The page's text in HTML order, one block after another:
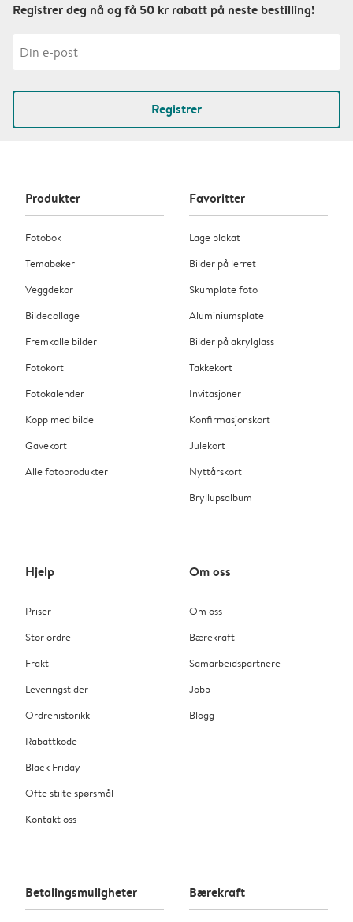
Registrer deg nå og få 50 kr rabatt på neste bestilling!
Registrer
Produkter
Fotobok
Temabøker
Veggdekor
Bildecollage
Fremkalle bilder
Fotokort
Fotokalender
Kopp med bilde
Gavekort
Alle fotoprodukter
Favoritter
Lage plakat
Bilder på lerret
Skumplate foto
Aluminiumsplate
Bilder på akrylglass
Takkekort
Invitasjoner
Konfirmasjonskort
Julekort
Nyttårskort
Bryllupsalbum
Hjelp
Priser
Stor ordre
Frakt
Leveringstider
Ordrehistorikk
Rabattkode
Black Friday
Ofte stilte spørsmål
Kontakt oss
Om oss
Om oss
Bærekraft
Samarbeidspartnere
Jobb
Blogg
Betalingsmuligheter Bærekraft